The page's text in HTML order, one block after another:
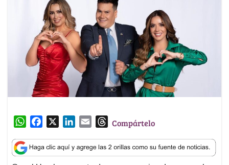
W
a
t
c
e
n
k
a
i
T
r
e
Compártelo